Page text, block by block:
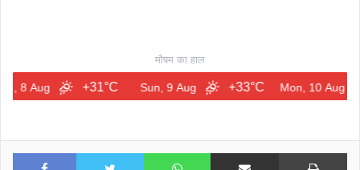
मौषम का हाल
+31°C Sun, 9 Aug +33°C Mon, 10 Aug